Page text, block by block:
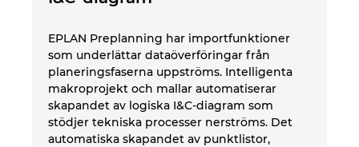
EPLAN Preplanning har importfunktioner
som underlättar dataöverföringar från
planeringsfaserna uppströms. Intelligenta
makroprojekt och mallar automatiserar
skapandet av logiska I&C-diagram som
stödjer tekniska processer nerströms. Det
automatiska skapandet av punktlistor,